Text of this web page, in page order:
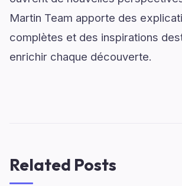
Martin Team apporte des
complètes et des inspirations
enrichir chaque découverte.
Related Posts